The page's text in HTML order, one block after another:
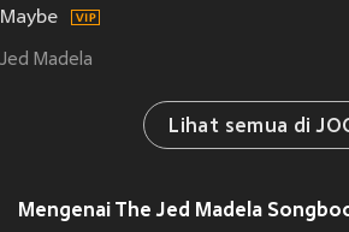
Maybe
Jed Madela
Lihat semua di
Mengenai The Jed Madela